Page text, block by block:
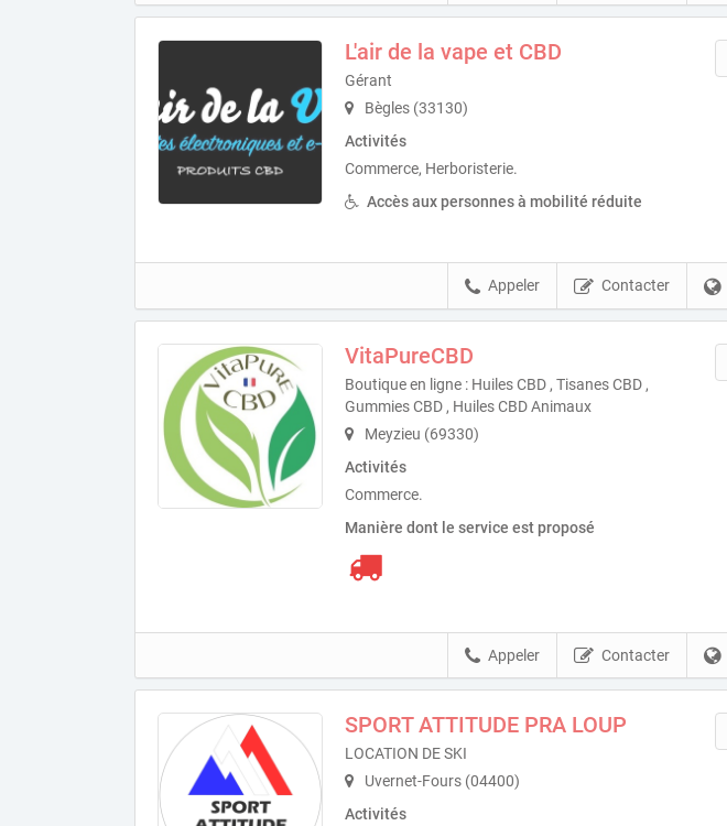
L'air de la vape et CBD
Gérant
Bègles (33130)
Activités
Commerce, Herboristerie.
Accès aux personnes à mobilité réduite
Contacter
Appeler
VitaPureCBD
Boutique en ligne : Huiles CBD , Tisanes CBD ,
Gummies CBD , Huiles CBD Animaux
Meyzieu (69330)
Activités
Commerce.
Manière dont le service est proposé
Contacter
Appeler
SPORT ATTITUDE PRA LOUP
LOCATION DE SKI
Uvernet-Fours (04400)
Activités